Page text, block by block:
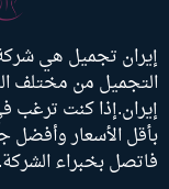
إيران تجميل هي
التجميل من مختلف
إيران.إذا كنت ترغب
بأقل الأسعار
فاتصل بخبراء الشركة.